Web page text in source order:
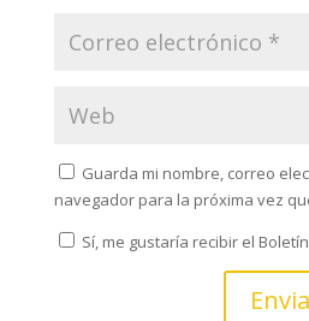
Guarda mi nombre, correo
navegador para la próxima vez
Sí, me gustaría recibir el